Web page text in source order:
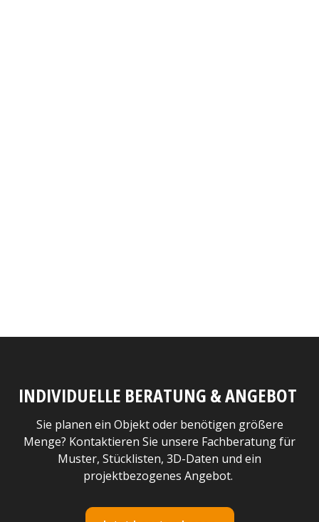
INDIVIDUELLE BERATUNG & ANGEBOT
Sie planen ein Objekt oder benötigen größere
Menge? Kontaktieren Sie unsere Fachberatung für
Muster, Stücklisten, 3D-Daten und ein
projektbezogenes Angebot.